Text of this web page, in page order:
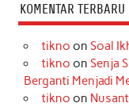
KOMENTAR TERBARU
tikno on Soal
tikno on Senja
Berganti Menjadi
tikno on